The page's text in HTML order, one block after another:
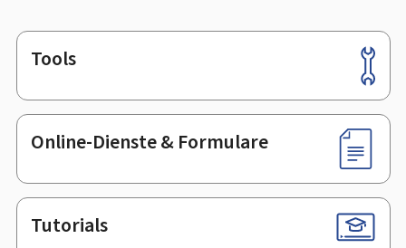
Footer
Tools
Online-Dienste & Formulare
Tutorials